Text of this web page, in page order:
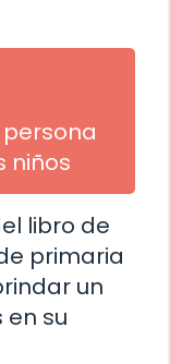
niños
libro de
primaria
un
en su